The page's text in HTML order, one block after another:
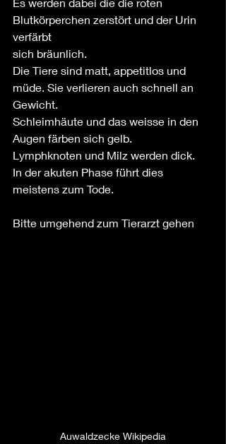
Blutkörperchen zerstört und der Urin
verfärbt
sich bräunlich.
Die Tiere sind matt, appetitlos und
müde. Sie verlieren auch schnell an
Gewicht.
Schleimhäute und das weisse in den
Augen färben sich gelb.
Lymphknoten und Milz werden dick.
In der akuten Phase führt dies
meistens zum Tode.
Bitte umgehend zum Tierarzt gehen
Auwaldzecke Wikipedia